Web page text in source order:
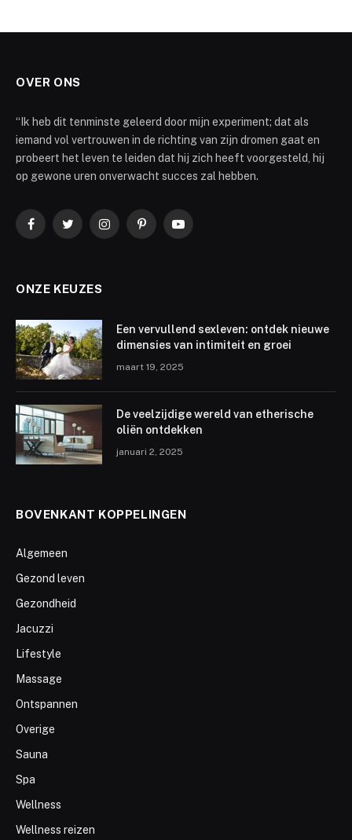
OVER ONS
“Ik heb dit tenminste geleerd door mijn experiment; dat als
iemand vol vertrouwen in de richting van zijn dromen gaat en
probeert het leven te leiden dat hij zich heeft voorgesteld, hij
op gewone uren onverwacht succes zal hebben.
FacebookTwitterInstagramPinterestYouTube
ONZE KEUZES
Een vervullend sexleven: ontdek nieuwe
dimensies van intimiteit en groei
maart 19, 2025
De veelzijdige wereld van etherische
oliën ontdekken
januari 2, 2025
BOVENKANT KOPPELINGEN
Algemeen
Gezond leven
Gezondheid
Jacuzzi
Lifestyle
Massage
Ontspannen
Overige
Sauna
Spa
Wellness
Wellness reizen